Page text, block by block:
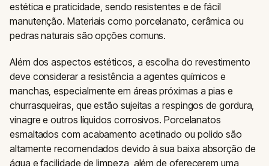
estética e praticidade, sendo resistentes e de fácil
manutenção. Materiais como porcelanato, cerâmica ou
pedras naturais são opções comuns.
Além dos aspectos estéticos, a escolha do revestimento
deve considerar a resistência a agentes químicos e
manchas, especialmente em áreas próximas a pias e
churrasqueiras, que estão sujeitas a respingos de gordura,
vinagre e outros líquidos corrosivos. Porcelanatos
esmaltados com acabamento acetinado ou polido são
altamente recomendados devido à sua baixa absorção de
água e facilidade de limpeza, além de oferecerem uma